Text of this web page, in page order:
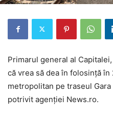
Primarul general al
că vrea să dea în folosinţă
metropolitan pe traseul Gara
potrivit agenției News.ro.